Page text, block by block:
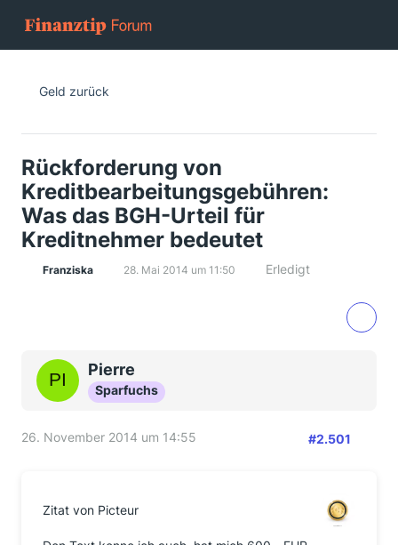
Geld zurück
Rückforderung von
Kreditbearbeitungsgebühren:
Was das BGH-Urteil für
Kreditnehmer bedeutet
Franziska 28. Mai 2014 um 11:50 Erledigt
Pierre
Sparfuchs
26. November 2014 um 14:55 #2.501
Zitat von Picteur